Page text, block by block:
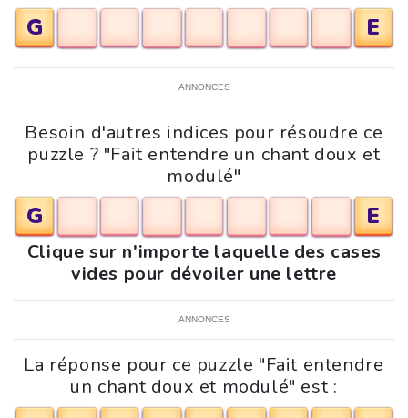
G
E
ANNONCES
Besoin d'autres indices pour résoudre ce
puzzle ? "Fait entendre un chant doux et
modulé"
G E
Clique sur n'importe laquelle des cases
vides pour dévoiler une lettre
ANNONCES
La réponse pour ce puzzle "Fait entendre
un chant doux et modulé" est :